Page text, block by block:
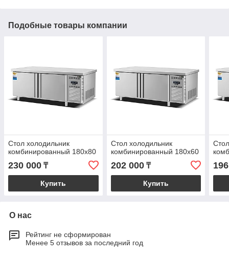
Подобные товары компании
Стол холодильник
комбинированный 180х80
230 000 ₸
Купить
Стол холодильник
комбинированный 180х60
202 000₸
Купить
О нас
Рейтинг не сформирован
Менее 5 отзывов за последний год